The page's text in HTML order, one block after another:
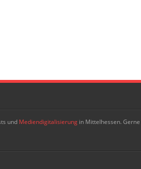
und Mediendigitalisierung in Mittelhessen. Gerne